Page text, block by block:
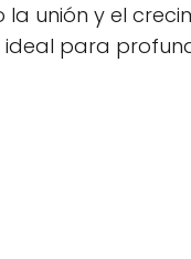
unión y el
para